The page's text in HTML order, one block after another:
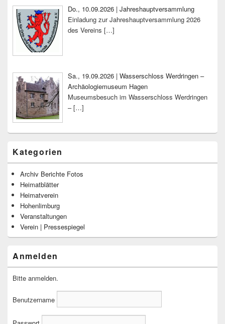
Do., 10.09.2026 | Jahreshauptversammlung
Einladung zur Jahreshauptversammlung 2026
des Vereins […]
Sa., 19.09.2026 | Wasserschloss Werdringen –
Archäologiemuseum Hagen
Museumsbesuch im Wasserschloss Werdringen
–[…]
Kategorien
Archiv Berichte Fotos
Heimatblätter
Heimatverein
Hohenlimburg
Veranstaltungen
Verein | Pressespiegel
Anmelden
Bitte anmelden.
Benutzername